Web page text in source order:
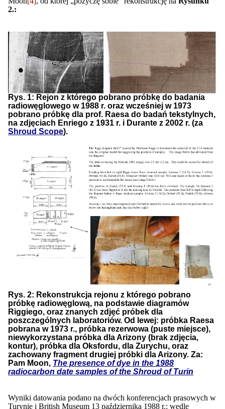
2.:
Rys. 1: Rejon z którego pobrano próbkę do badania
radiowęglowego w 1988 r. oraz wcześniej w 1973
pobrano próbkę dla prof. Raesa do badań tekstylnych,
na zdjęciach Enriego z 1931 r. i Durante z 2002 r. (za
S hroud Scope).
Rys. 2: Rekonstrukcja rejonu z którego pobrano
próbkę radiowęglową, na podstawie diagramów
Riggiego, oraz znanych zdjęć próbek dla
poszczególnych laboratoriów. Od lewej: próbka Raesa
pobrana w 1973 r., próbka rezerwowa (puste miejsce),
niewykorzystana próbka dla Arizony (brak zdjęcia,
kontur), próbka dla Oksfordu, dla Zurychu, oraz
zachowany fragment drugiej próbki dla Arizony.Za:
Pam Moon, The presence of dye in the 1988
radiocarbon date samples of the Shroud of Turin
Wyniki datowania podano na dwóch konferencjach prasowych w
Turynie i British Museum 13 października 1988 r.: wedle